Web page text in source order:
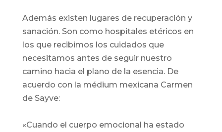
Además existen lugares de recuperación y
sanación. Son como hospitales etéricos en
los que recibimos los cuidados que
necesitamos antes de seguir nuestro
camino hacia el plano de la esencia. De
acuerdo con la médium mexicana Carmen
de Sayve:
«Cuando el cuerpo emocional ha estado